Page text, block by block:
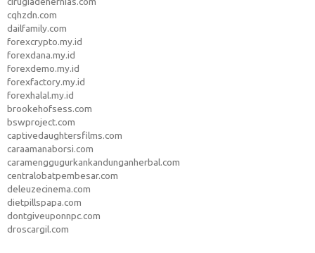
cqhzdn.com
dailfamily.com
forexcrypto.my.id
forexdana.my.id
forexdemo.my.id
forexfactory.my.id
forexhalal.my.id
brookehofsess.com
bswproject.com
captivedaughtersfilms.com
caraamanaborsi.com
caramenggugurkankandunganherbal.com
centralobatpembesar.com
deleuzecinema.com
dietpillspapa.com
dontgiveuponnpc.com
droscargil.com